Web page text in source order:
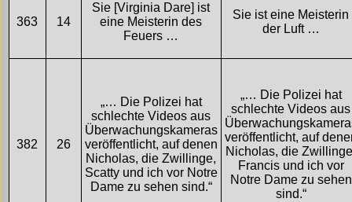
363 14
Sie [Virginia Dare] ist
eine Meisterin des
Feuers …
Sie ist eine Meisterin
der Luft …
382 26
„… Die Polizei hat
schlechte Videos aus
Überwachungskameras
veröffentlicht, auf denen
Nicholas, die Zwillinge,
Scatty und ich vor Notre
Dame zu sehen sind.“
„… Die Polizei hat
schlechte Videos aus
veröffentlicht, auf
Nicholas, die
Francis und ich vor
Notre Dame zu sehen
sind.“